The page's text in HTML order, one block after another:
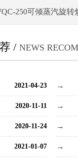
/ NEWS
2021-04-23
2020-11-11
2020-11-24
2021-01-07